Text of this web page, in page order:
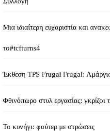
Μια ιδιαίτερη ευχαριστία και
το#tcfturns4
Έκθεση TPS Frugal Frugal:
Φθινόπωρο στυλ εργασίας: γκρίζοι
Το κυνήγι: φούτερ με στρώσεις